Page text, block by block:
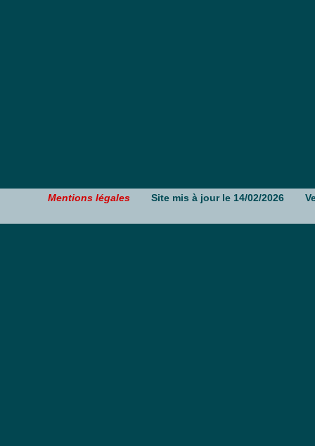
Mentions légales Site mis à jour le 14/02/2026